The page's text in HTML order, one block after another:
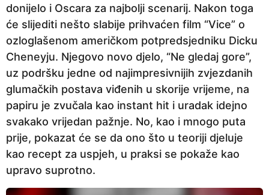
donijelo i Oscara za najbolji scenarij. Nakon toga
će slijediti nešto slabije prihvaćen film “Vice” o
ozloglašenom američkom potpredsjedniku Dicku
Cheneyju. Njegovo novo djelo, “Ne gledaj gore”,
uz podršku jedne od najimpresivnijih zvjezdanih
glumačkih postava viđenih u skorije vrijeme, na
papiru je zvučala kao instant hit i uradak idejno
svakako vrijedan pažnje. No, kao i mnogo puta
prije, pokazat će se da ono što u teoriji djeluje
kao recept za uspjeh, u praksi se pokaže kao
upravo suprotno.